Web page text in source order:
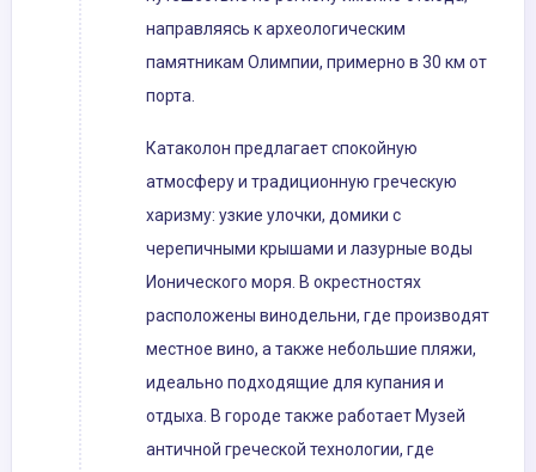
направляясь к археологическим
памятникам Олимпии, примерно в 30 км от
порта.
Катаколон предлагает спокойную
атмосферу и традиционную греческую
харизму: узкие улочки, домики с
черепичными крышами и лазурные воды
Ионического моря. В окрестностях
расположены винодельни, где производят
местное вино, а также небольшие пляжи,
идеально подходящие для купания и
отдыха. В городе также работает Музей
античной греческой технологии, где